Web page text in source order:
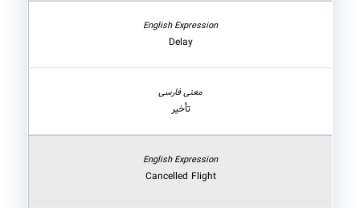
Delay
تأخیر
Cancelled Flight